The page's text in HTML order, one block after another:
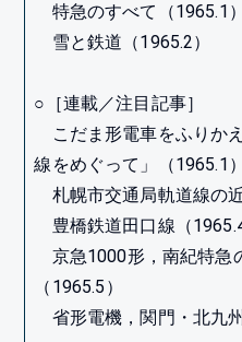
特急のすべて（1965.1）
雪と鉄道（1965.2）
○［連載／注目記事］
こだま形電車をふりか
線をめぐって」（1965.1）
札幌市交通局軌道線の近
豊橋鉄道田口線（1965.4
京急1000形，南紀特急
（1965.5）
省形電機，関門・北九